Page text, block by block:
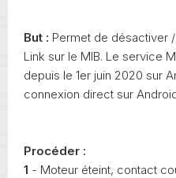
But : Permet de désactiver
Link sur le MIB. Le service
depuis le 1er juin 2020 sur
connexion direct sur
Procéder :
1 - Moteur éteint, contact